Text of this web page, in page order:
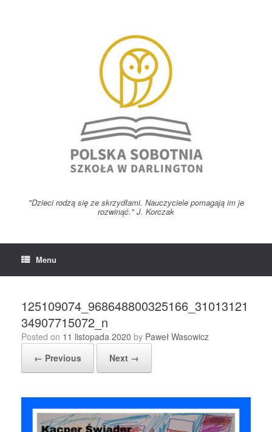
"Dzieci rodzą się ze skrzydłami. Nauczyciele pomagają im je
rozwinąć." J. Korczak
Menu
125109074_968648800325166_31013121
34907715072_n
Posted on 11 listopada 2020 by Paweł Wasowicz
← Previous
Next →